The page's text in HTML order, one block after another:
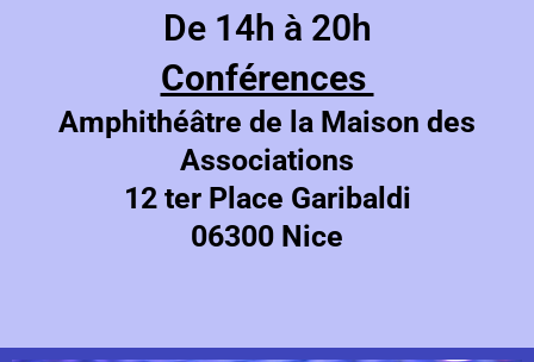
De 14h à 20h
Conférences
Amphithéâtre de la Maison des
Associations
12 ter Place Garibaldi
06300 Nice